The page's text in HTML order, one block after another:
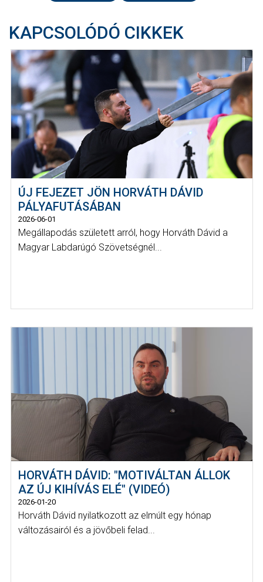
KAPCSOLÓDÓ CIKKEK
ÚJ FEJEZET JÖN HORVÁTH DÁVID
PÁLYAFUTÁSÁBAN
2026-06-01
Megállapodás született arról, hogy Horváth Dávid a
Magyar Labdarúgó Szövetségnél...
HORVÁTH DÁVID: "MOTIVÁLTAN ÁLLOK
AZ ÚJ KIHÍVÁS ELÉ" (VIDEÓ)
2026-01-20
Horváth Dávid nyilatkozott az elmúlt egy hónap
változásairól és a jövőbeli felad...